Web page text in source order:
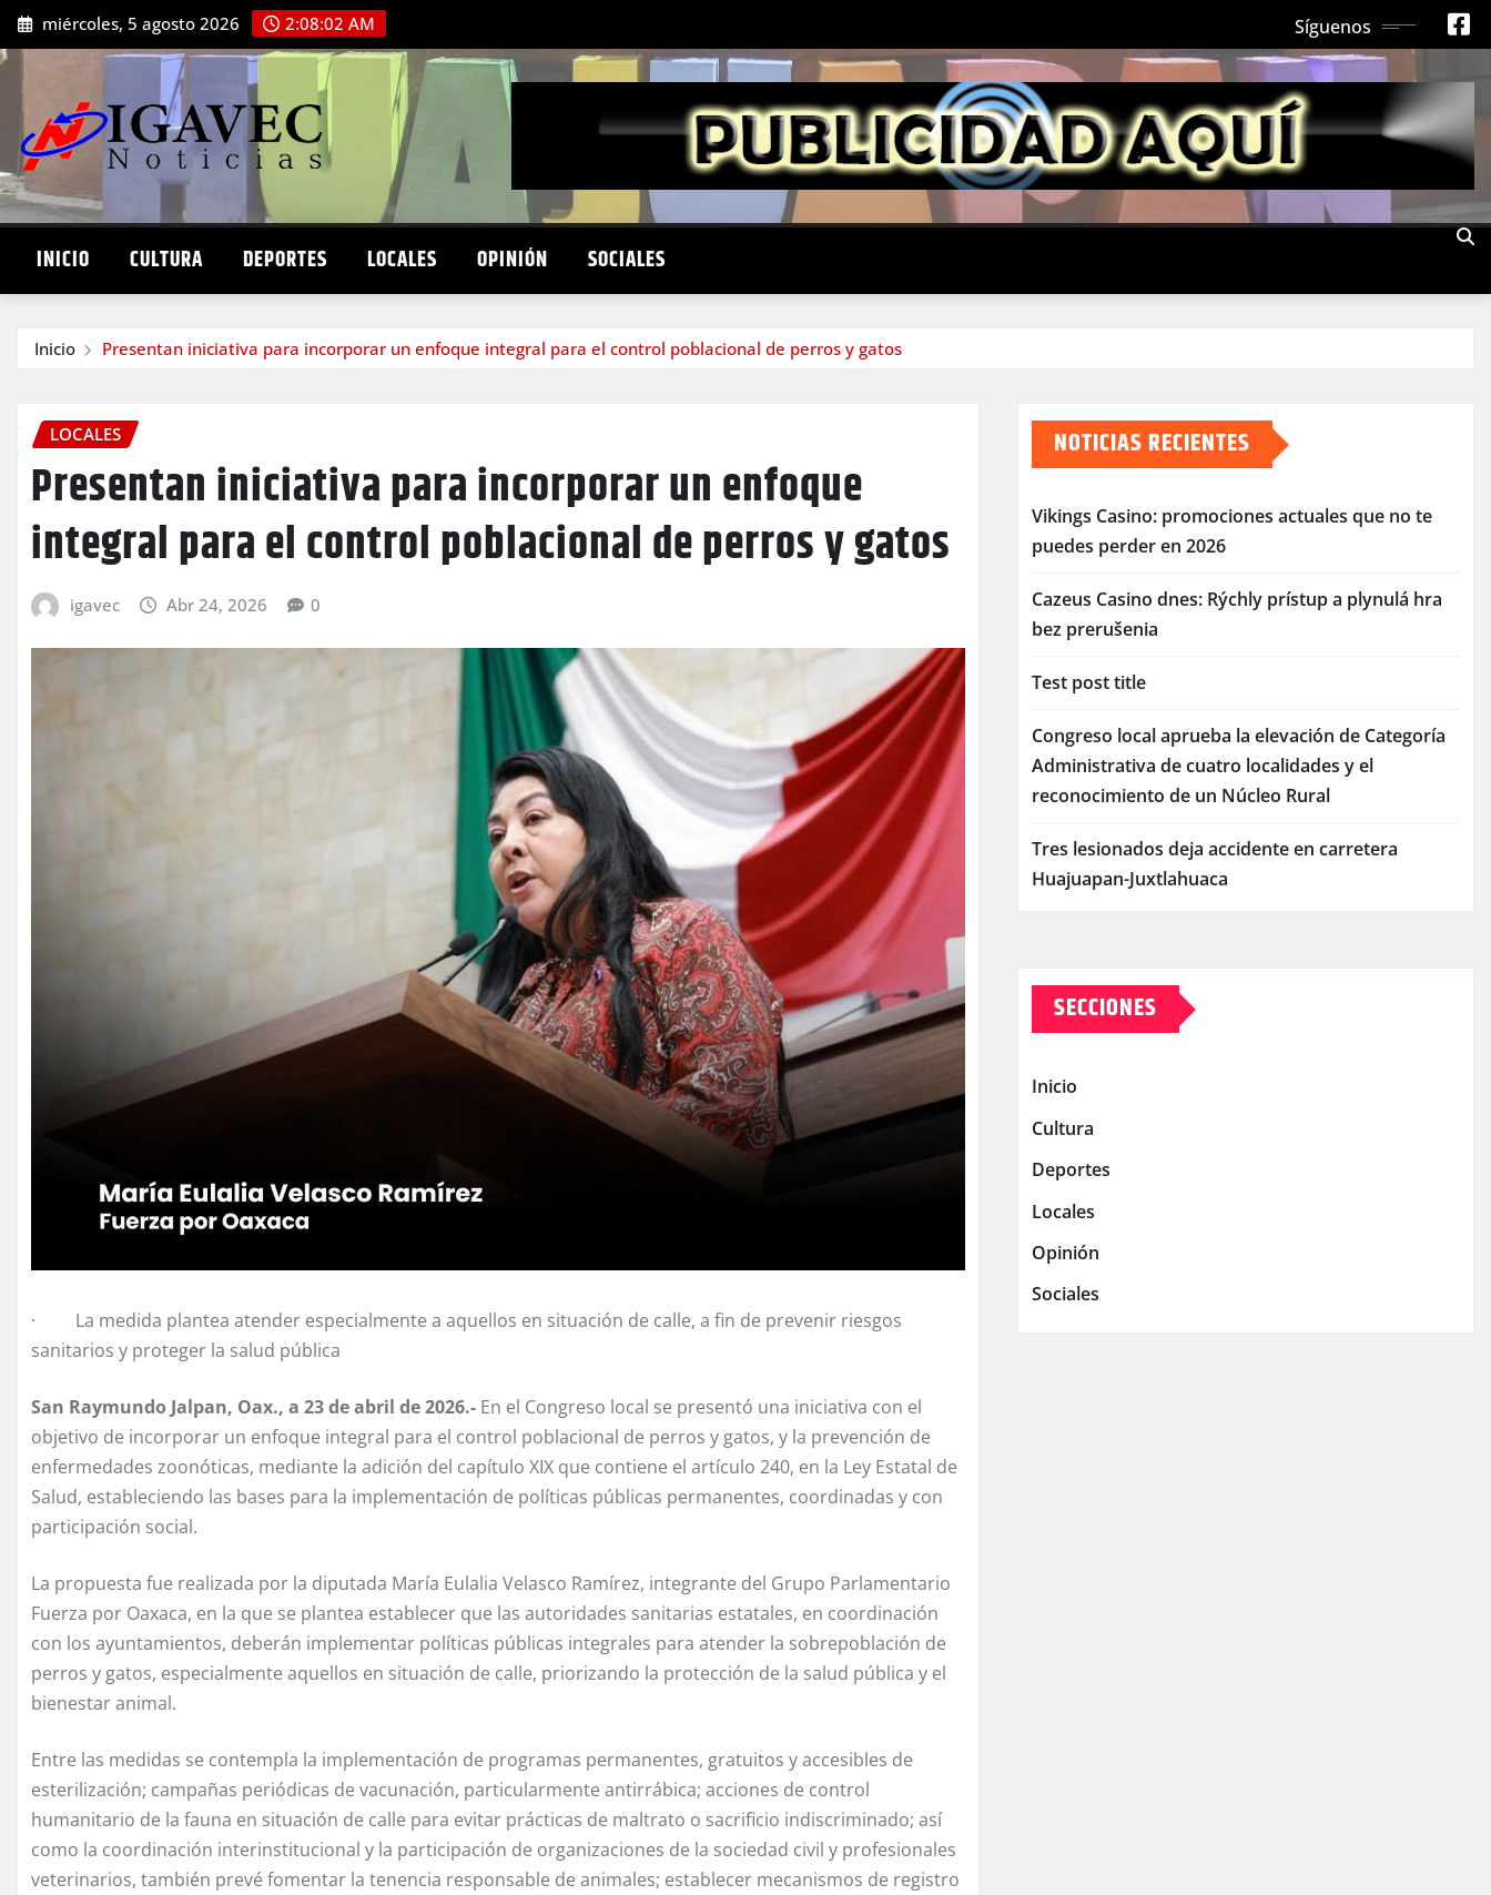
Saltar
al
contenido
miércoles, 5 agosto 2026 2:08:04 AM Síguenos
INICIO CULTURA DEPORTES LOCALES OPINIÓN SOCIALES
Inicio Presentan iniciativa para incorporar un enfoque integral para el control poblacional de perros y gatos
LOCALES
Presentan iniciativa para incorporar un enfoque
integral para el control poblacional de perros y gatos
igavec Abr 24, 2026 0
· La medida plantea atender especialmente a aquellos en situación de calle, a fin de prevenir riesgos
sanitarios y proteger la salud pública
San Raymundo Jalpan, Oax., a 23 de abril de 2026.- En el Congreso local se presentó una iniciativa con el
objetivo de incorporar un enfoque integral para el control poblacional de perros y gatos, y la prevención de
enfermedades zoonóticas, mediante la adición del capítulo XIX que contiene el artículo 240, en la Ley Estatal de
Salud, estableciendo las bases para la implementación de políticas públicas permanentes, coordinadas y con
participación social.
La propuesta fue realizada por la diputada María Eulalia Velasco Ramírez, integrante del Grupo Parlamentario
Fuerza por Oaxaca, en la que se plantea establecer que las autoridades sanitarias estatales, en coordinación
con los ayuntamientos, deberán implementar políticas públicas integrales para atender la sobrepoblación de
perros y gatos, especialmente aquellos en situación de calle, priorizando la protección de la salud pública y el
bienestar animal.
Entre las medidas se contempla la implementación de programas permanentes, gratuitos y accesibles de
esterilización; campañas periódicas de vacunación, particularmente antirrábica; acciones de control
humanitario de la fauna en situación de calle para evitar prácticas de maltrato o sacrificio indiscriminado; así
como la coordinación interinstitucional y la participación de organizaciones de la sociedad civil y profesionales
veterinarios, también prevé fomentar la tenencia responsable de animales; establecer mecanismos de registro
NOTICIAS RECIENTES
Vikings Casino: promociones actuales que no te
puedes perder en 2026
Cazeus Casino dnes: Rýchly prístup a plynulá hra
bez prerušenia
Test post title
Congreso local aprueba la elevación de Categoría
Administrativa de cuatro localidades y el
reconocimiento de un Núcleo Rural
Tres lesionados deja accidente en carretera
Huajuapan-Juxtlahuaca
SECCIONES
Inicio
Cultura
Deportes
Locales
Opinión
Sociales